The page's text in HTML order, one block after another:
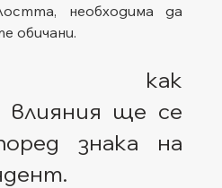
необходима да
обичани.
как
влияния ще се
знака на